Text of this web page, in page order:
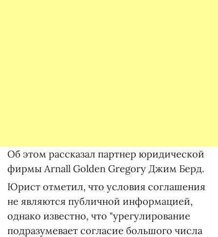
Об этом рассказал партнер юридической
фирмы Arnall Golden Gregory Джим Берд.
Юрист отметил, что условия соглашения
не являются публичной информацией,
однако известно, что "урегулирование
подразумевает согласие большого числа